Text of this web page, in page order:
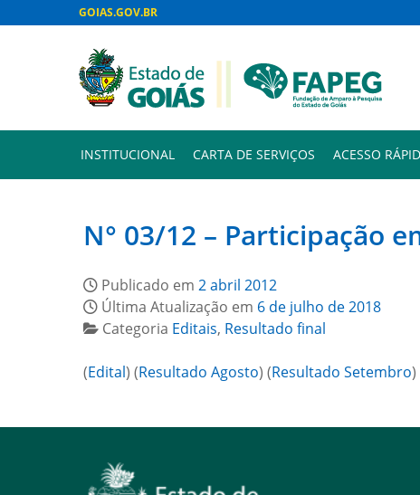
GOIAS.GOV.BR
INSTITUCIONAL CARTA DE SERVIÇOS ACESSO
N° 03/12 – Participação
Publicado em 2 abril 2012
Última Atualização em 6 de julho de 2018
Categoria Editais, Resultado final
(Edital) (Resultado Agosto) (Resultado Setembro)